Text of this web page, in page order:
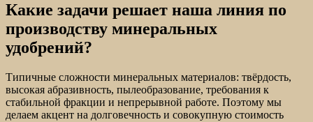
Какие задачи решает наша линия по
производству минеральных
удобрений?
Типичные сложности минеральных материалов: твёрдость,
высокая абразивность, пылеобразование, требования к
стабильной фракции и непрерывной работе. Поэтому мы
делаем акцент на долговечность и совокупную стоимость